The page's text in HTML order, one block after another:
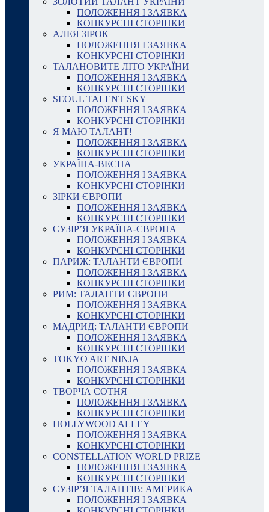
ПОЛОЖЕННЯ І ЗАЯВКА
КОНКУРСНІ СТОРІНКИ
АЛЕЯ ЗІРОК
ПОЛОЖЕННЯ І ЗАЯВКА
КОНКУРСНІ СТОРІНКИ
ТАЛАНОВИТЕ ЛІТО УКРАЇНИ
ПОЛОЖЕННЯ І ЗАЯВКА
КОНКУРСНІ СТОРІНКИ
SEOUL TALENT SKY
ПОЛОЖЕННЯ І ЗАЯВКА
КОНКУРСНІ СТОРІНКИ
Я МАЮ ТАЛАНТ!
ПОЛОЖЕННЯ І ЗАЯВКА
КОНКУРСНІ СТОРІНКИ
УКРАЇНА-ВЕСНА
ПОЛОЖЕННЯ І ЗАЯВКА
КОНКУРСНІ СТОРІНКИ
ЗІРКИ ЄВРОПИ
ПОЛОЖЕННЯ І ЗАЯВКА
КОНКУРСНІ СТОРІНКИ
СУЗІР’Я УКРАЇНА-ЄВРОПА
ПОЛОЖЕННЯ І ЗАЯВКА
КОНКУРСНІ СТОРІНКИ
ПАРИЖ: ТАЛАНТИ ЄВРОПИ
ПОЛОЖЕННЯ І ЗАЯВКА
КОНКУРСНІ СТОРІНКИ
РИМ: ТАЛАНТИ ЄВРОПИ
ПОЛОЖЕННЯ І ЗАЯВКА
КОНКУРСНІ СТОРІНКИ
МАДРИД: ТАЛАНТИ ЄВРОПИ
ПОЛОЖЕННЯ І ЗАЯВКА
КОНКУРСНІ СТОРІНКИ
TOKYO ART NINJA
ПОЛОЖЕННЯ І ЗАЯВКА
КОНКУРСНІ СТОРІНКИ
ТВОРЧА СОТНЯ
ПОЛОЖЕННЯ І ЗАЯВКА
КОНКУРСНІ СТОРІНКИ
HOLLYWOOD ALLEY
ПОЛОЖЕННЯ І ЗАЯВКА
КОНКУРСНІ СТОРІНКИ
CONSTELLATION WORLD PRIZE
ПОЛОЖЕННЯ І ЗАЯВКА
КОНКУРСНІ СТОРІНКИ
СУЗІР’Я ТАЛАНТІВ: АМЕРИКА
ПОЛОЖЕННЯ І ЗАЯВКА